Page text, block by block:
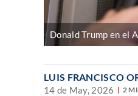
Donald Trump en el
LUIS FRANCISCO
14 de May, 2026 2